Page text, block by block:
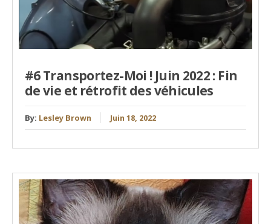
#6 Transportez-Moi ! Juin 2022 : Fin
de vie et rétrofit des véhicules
By: Lesley Brown Juin 18, 2022